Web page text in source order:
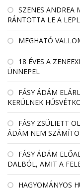
SZENES ANDREA
RÁNTOTTA LE A
MEGHATÓ
18 ÉVES A
ÜNNEPEL
FÁSY ÁDÁM
KERÜLNEK
FÁSY ZSÜLIETT
ÁDÁM NEM
FÁSY ÁDÁM
DALBÓL, AMIT A
HAGYOMÁNYOS